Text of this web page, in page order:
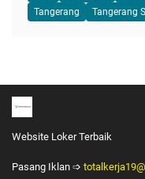
Tangerang
Tangerang
Website Loker Terbaik
Pasang Iklan ➩